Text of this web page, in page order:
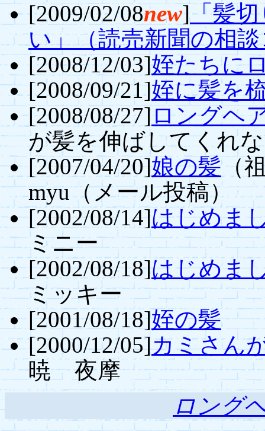
[2009/02/08new]「髪
い」（読売新聞の相
[2008/12/03]姪たちに
[2008/09/21]姪に髪を
[2008/08/27]ロングヘ
が髪を伸ばしてく
[2007/04/20]娘の髪（
myu（メール投稿）
[2002/08/14]はじめま
ミニー
[2002/08/18]はじめま
ミッキー
[2001/08/18]姪の髪
[2000/12/05]カミさん
暁 夜摩
ロング